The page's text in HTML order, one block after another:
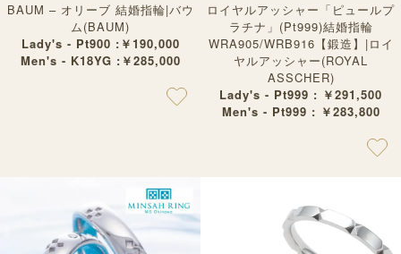
BAUM – オリーブ 結婚指輪|バウ
ム(BAUM)
Lady's - Pt900 :￥190,000
Men's - K18YG :￥285,000
ロイヤルアッシャー「ピュールプ
ラチナ」(Pt999)結婚指輪
WRA905/WRB916【鍛造】|ロイ
ヤルアッシャー(ROYAL
ASSCHER)
Lady's - Pt999 : ￥291,500
Men's - Pt999 : ￥283,800